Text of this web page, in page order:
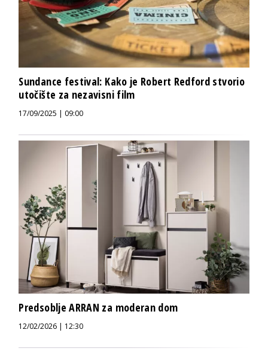
Sundance festival: Kako je Robert Redford stvorio
utočište za nezavisni film
17/09/2025 | 09:00
Predsoblje ARRAN za moderan dom
12/02/2026 | 12:30